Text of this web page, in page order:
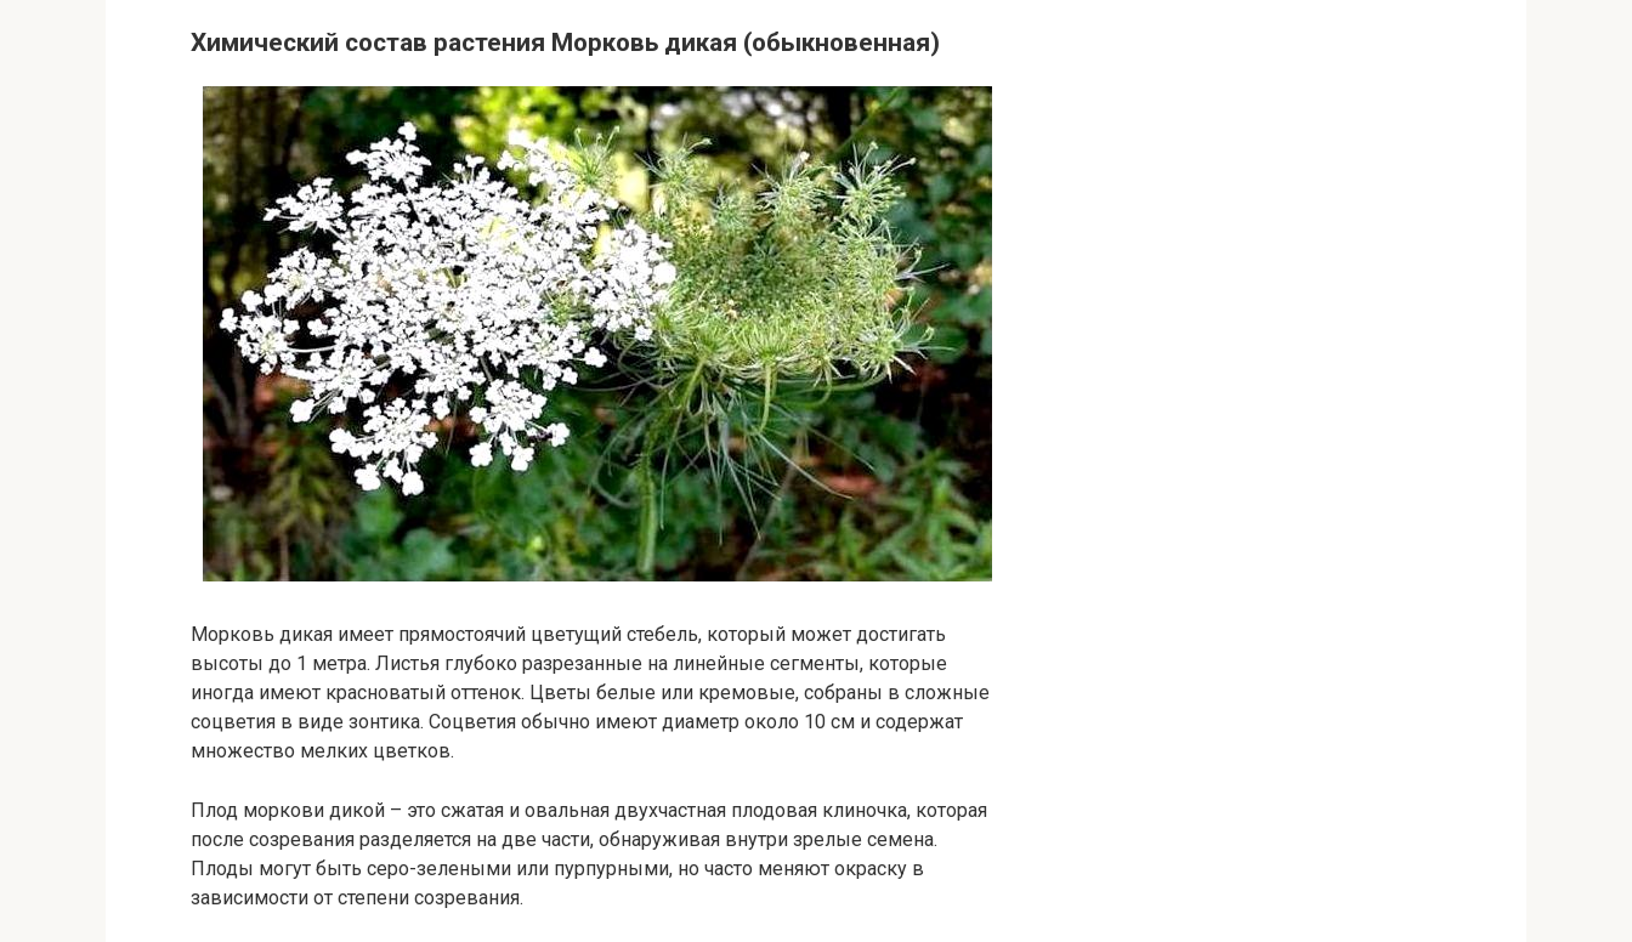
Химический состав растения Морковь дикая (обыкновенная)
Морковь дикая имеет прямостоячий цветущий стебель, который может достигать
высоты до 1 метра. Листья глубоко разрезанные на линейные сегменты, которые
иногда имеют красноватый оттенок. Цветы белые или кремовые, собраны в сложные
соцветия в виде зонтика. Соцветия обычно имеют диаметр около 10 см и содержат
множество мелких цветков.
Плод моркови дикой – это сжатая и овальная двухчастная плодовая клиночка, которая
после созревания разделяется на две части, обнаруживая внутри зрелые семена.
Плоды могут быть серо-зелеными или пурпурными, но часто меняют окраску в
зависимости от степени созревания.